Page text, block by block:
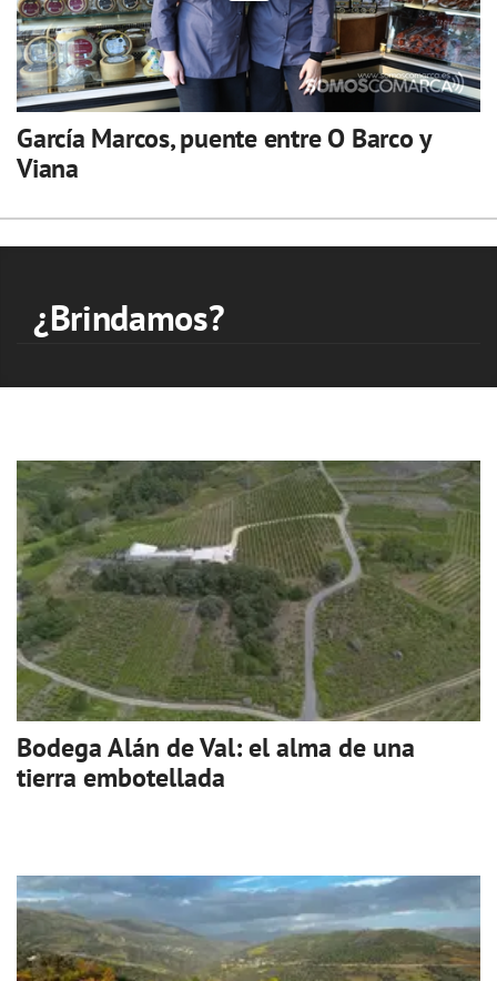
García Marcos, puente entre O Barco y
Viana
¿Brindamos?
Bodega Alán de Val: el alma de una
tierra embotellada